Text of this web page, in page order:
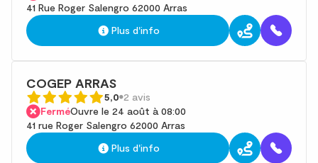
41 Rue Roger Salengro 62000 Arras
Plus d'info
COGEP ARRAS
5,0 2 avis
FerméOuvre le 24 août à 08:00
41 rue Roger Salengro 62000 Arras
Plus d'info